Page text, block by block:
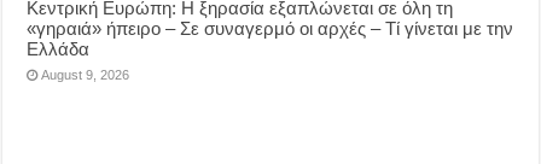
Κεντρική Ευρώπη: Η ξηρασία εξαπλώνεται σε όλη τη
«γηραιά» ήπειρο – Σε συναγερμό οι αρχές – Τί γίνεται με την
Ελλάδα
August 9, 2026